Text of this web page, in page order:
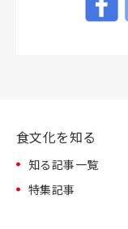
食文化を知る
知る記事一覧
特集記事